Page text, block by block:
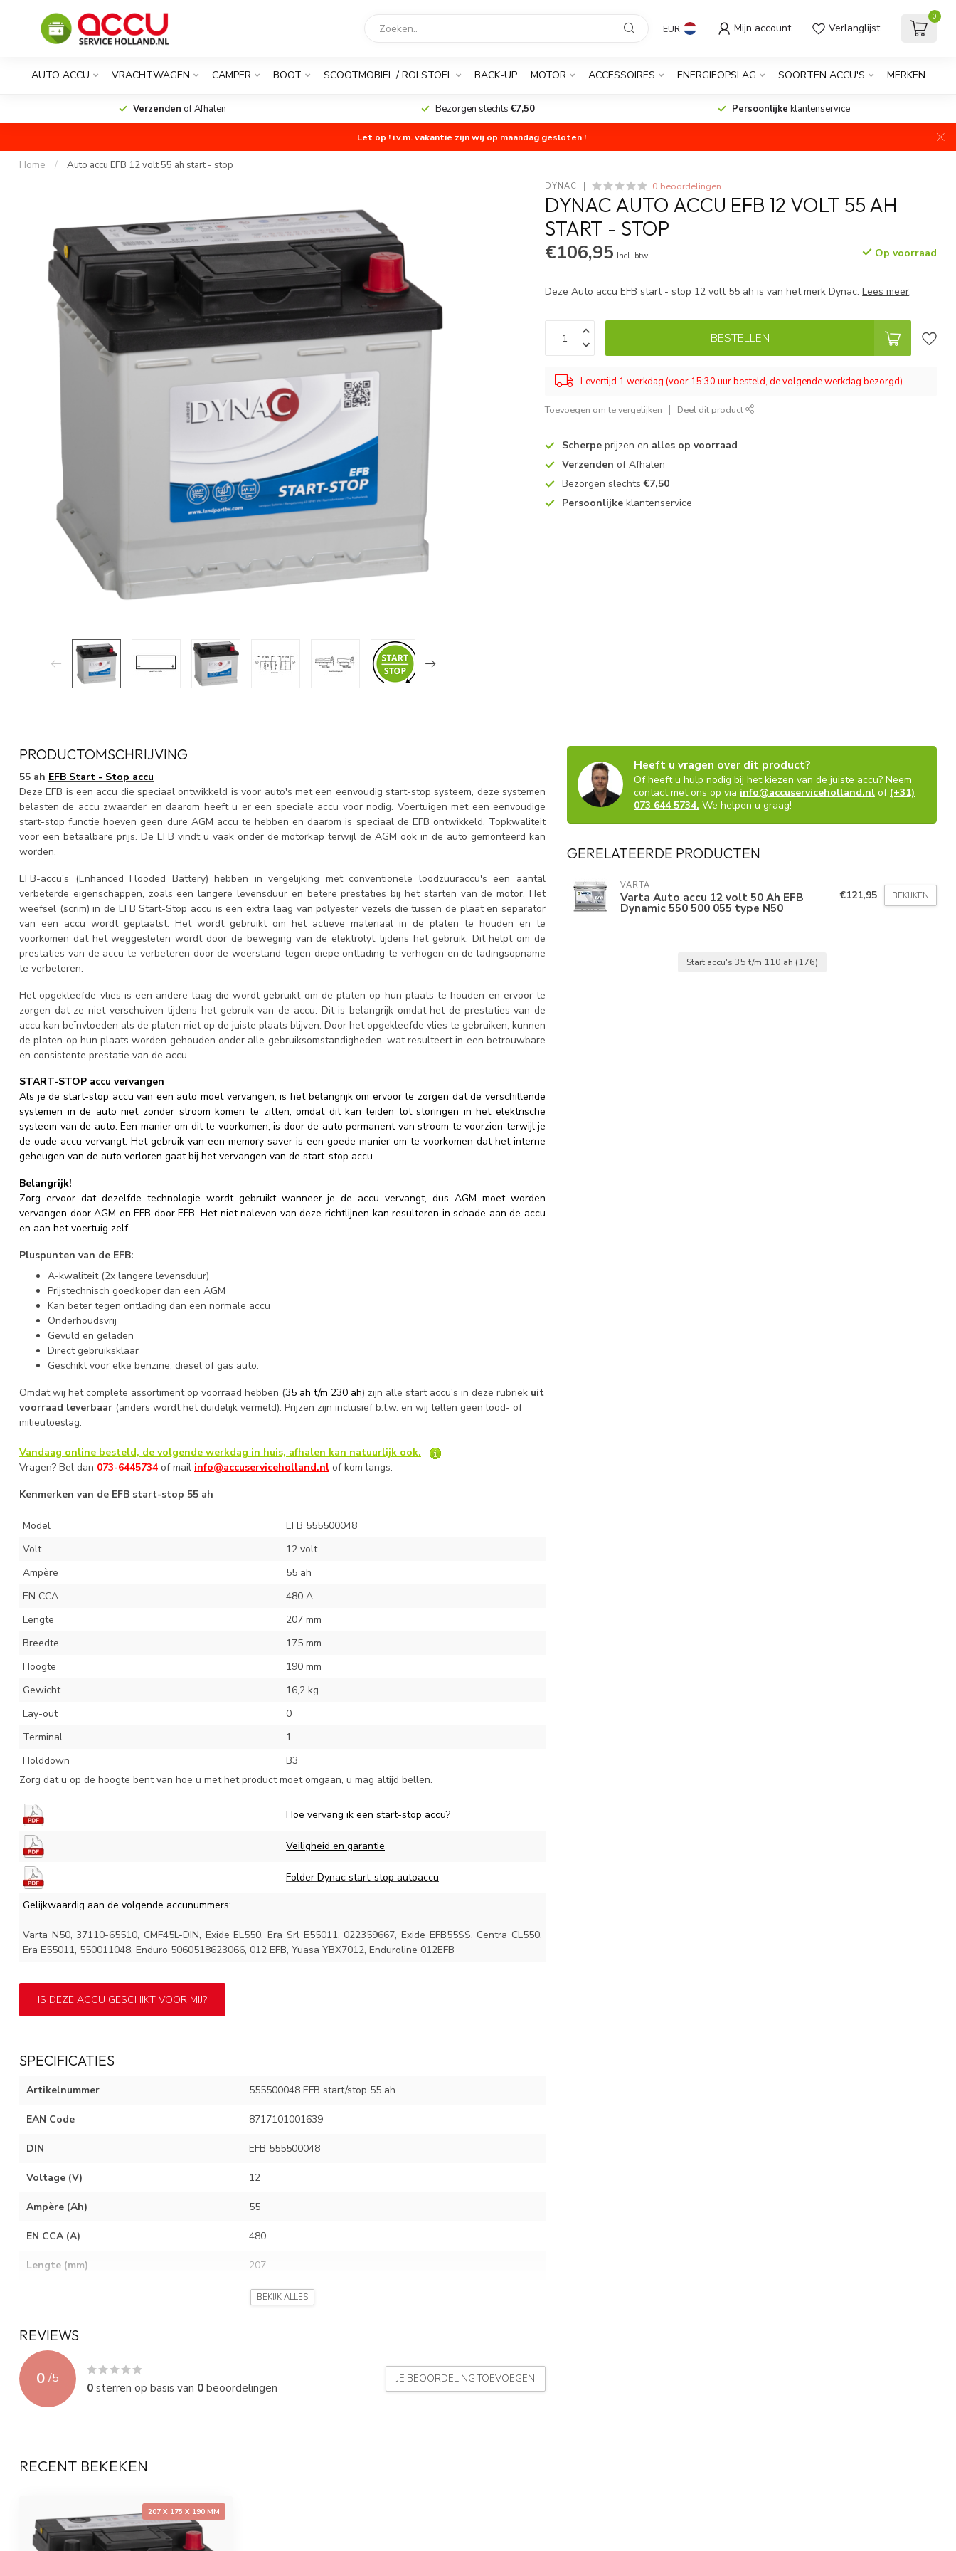
EUR Mijn account Verlanglijst
0
AUTO ACCU VRACHTWAGEN CAMPER BOOT SCOOTMOBIEL / ROLSTOEL BACK-UP MOTOR ACCESSOIRES ENERGIEOPSLAG SOORTEN ACCU'S MERKEN
Verzenden of Afhalen Bezorgen slechts€7,50 Persoonlijke klantenservice
Let op ! i.v.m. vakantie zijn wij op maandag gesloten !
Home / Auto accu EFB 12 volt 55 ah start - stop
DYNAC 0 beoordelingen
DYNAC AUTO ACCU EFB 12 VOLT 55 AH
START - STOP
€106,95 Incl. btw Op voorraad
Deze Auto accu EFB start - stop 12 volt 55 ah is van het merk Dynac.Lees meer.
BESTELLEN
Levertijd 1 werkdag (voor 15:30 uur besteld, de volgende werkdag bezorgd)
Toevoegen om te vergelijken Deel dit product
Scherpe prijzen en alles op voorraad
Verzenden of Afhalen
Bezorgen slechts€7,50
Persoonlijke klantenservice
PRODUCTOMSCHRIJVING
55 ah EFB Start - Stop accu
Deze EFB is een accu die speciaal ontwikkeld is voor auto's met een eenvoudig start-stop systeem, deze systemen
belasten de accu zwaarder en daarom heeft u er een speciale accu voor nodig. Voertuigen met een eenvoudige
start-stop functie hoeven geen dure AGM accu te hebben en daarom is speciaal de EFB ontwikkeld. Topkwaliteit
voor een betaalbare prijs. De EFB vindt u vaak onder de motorkap terwijl de AGM ook in de auto gemonteerd kan
worden.
EFB-accu's (Enhanced Flooded Battery) hebben in vergelijking met conventionele loodzuuraccu's een aantal
verbeterde eigenschappen, zoals een langere levensduur en betere prestaties bij het starten van de motor. Het
weefsel (scrim) in de EFB Start-Stop accu is een extra laag van polyester vezels die tussen de plaat en separator
van een accu wordt geplaatst. Het wordt gebruikt om het actieve materiaal in de platen te houden en te
voorkomen dat het weggesleten wordt door de beweging van de elektrolyt tijdens het gebruik. Dit helpt om de
prestaties van de accu te verbeteren door de weerstand tegen diepe ontlading te verhogen en de ladingsopname
te verbeteren.
Het opgekleefde vlies is een andere laag die wordt gebruikt om de platen op hun plaats te houden en ervoor te
zorgen dat ze niet verschuiven tijdens het gebruik van de accu. Dit is belangrijk omdat het de prestaties van de
accu kan beïnvloeden als de platen niet op de juiste plaats blijven. Door het opgekleefde vlies te gebruiken, kunnen
de platen op hun plaats worden gehouden onder alle gebruiksomstandigheden, wat resulteert in een betrouwbare
en consistente prestatie van de accu.
START-STOP accu vervangen
Als je de start-stop accu van een auto moet vervangen, is het belangrijk om ervoor te zorgen dat de verschillende
systemen in de auto niet zonder stroom komen te zitten, omdat dit kan leiden tot storingen in het elektrische
systeem van de auto. Een manier om dit te voorkomen, is door de auto permanent van stroom te voorzien terwijl je
de oude accu vervangt. Het gebruik van een memory saver is een goede manier om te voorkomen dat het interne
geheugen van de auto verloren gaat bij het vervangen van de start-stop accu.
Belangrijk!
Zorg ervoor dat dezelfde technologie wordt gebruikt wanneer je de accu vervangt, dus AGM moet worden
vervangen door AGM en EFB door EFB. Het niet naleven van deze richtlijnen kan resulteren in schade aan de accu
en aan het voertuig zelf.
Pluspunten van de EFB:
A-kwaliteit (2x langere levensduur)
Prijstechnisch goedkoper dan een AGM
Kan beter tegen ontlading dan een normale accu
Onderhoudsvrij
Gevuld en geladen
Direct gebruiksklaar
Geschikt voor elke benzine, diesel of gas auto.
Omdat wij het complete assortiment op voorraad hebben (35 ah t/m 230 ah) zijn alle start accu's in deze rubriek uit
voorraad leverbaar (anders wordt het duidelijk vermeld). Prijzen zijn inclusief b.t.w. en wij tellen geen lood- of
milieutoeslag.
Vandaag online besteld, de volgende werkdag in huis, afhalen kan natuurlijk ook.
Vragen? Bel dan 073-6445734 of mail info@accuserviceholland.nl of kom langs.
Kenmerken van de EFB start-stop 55 ah
Model
EFB 555500048
Volt
12 volt
Ampère
55 ah
EN CCA
480 A
Lengte
207 mm
Breedte
175 mm
Hoogte
190 mm
Gewicht
16,2 kg
Lay-out
0
Terminal
1
Holddown
B3
Zorg dat u op de hoogte bent van hoe u met het product moet omgaan, u mag altijd bellen.
Hoe vervang ik een start-stop accu?
Veiligheid en garantie
Folder Dynac start-stop autoaccu
Gelijkwaardig aan de volgende accunummers:
Varta N50, 37110-65510, CMF45L-DIN, Exide EL550, Era Srl E55011, 022359667, Exide EFB55SS, Centra CL550,
Era E55011, 550011048, Enduro 5060518623066, 012 EFB, Yuasa YBX7012, Enduroline 012EFB
IS DEZE ACCU GESCHIKT VOOR MIJ?
SPECIFICATIES
Artikelnummer 555500048 EFB start/stop 55 ah
EAN Code 8717101001639
DIN EFB 555500048
Voltage (V) 12
Ampère (Ah) 55
EN CCA (A) 480
Lengte (mm) 207
175
Gewicht (Kg)
Layout 0.
Terminal
BEKIJK ALLES
REVIEWS
0 /5
0sterren op basis van 0beoordelingen
JE BEOORDELING TOEVOEGEN
Heeft u vragen over dit product?
Of heeft u hulp nodig bij het kiezen van de juiste accu? Neem
contact met ons op via info@accuserviceholland.nl of (+31)
073 644 5734. We helpen u graag!
GERELATEERDE PRODUCTEN
VARTA
Varta Auto accu 12 volt 50 Ah EFB
Dynamic 550 500 055 type N50
€121,95 BEKIJKEN
Start accu's 35 t/m 110 ah (176)
RECENT BEKEKEN
207 X 175 X 190 MM